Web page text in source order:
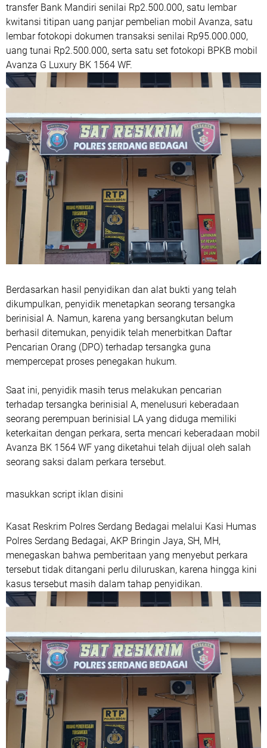
transfer Bank Mandiri senilai Rp2.500.000, satu lembar
kwitansi titipan uang panjar pembelian mobil Avanza, satu
lembar fotokopi dokumen transaksi senilai Rp95.000.000,
uang tunai Rp2.500.000, serta satu set fotokopi BPKB mobil
Avanza G Luxury BK 1564 WF.
Berdasarkan hasil penyidikan dan alat bukti yang telah
dikumpulkan, penyidik menetapkan seorang tersangka
berinisial A. Namun, karena yang bersangkutan belum
berhasil ditemukan, penyidik telah menerbitkan Daftar
Pencarian Orang (DPO) terhadap tersangka guna
mempercepat proses penegakan hukum.
Saat ini, penyidik masih terus melakukan pencarian
terhadap tersangka berinisial A, menelusuri keberadaan
seorang perempuan berinisial LA yang diduga memiliki
keterkaitan dengan perkara, serta mencari keberadaan mobil
Avanza BK 1564 WF yang diketahui telah dijual oleh salah
seorang saksi dalam perkara tersebut.
masukkan script iklan disini
Kasat Reskrim Polres Serdang Bedagai melalui Kasi Humas
Polres Serdang Bedagai, AKP Bringin Jaya, SH, MH,
menegaskan bahwa pemberitaan yang menyebut perkara
tersebut tidak ditangani perlu diluruskan, karena hingga kini
kasus tersebut masih dalam tahap penyidikan.